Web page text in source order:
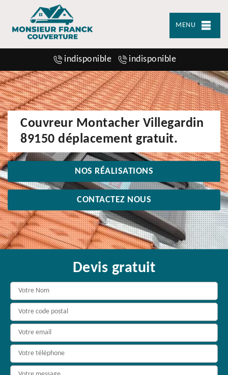
MENU
indisponible indisponible
Couvreur Montacher Villegardin
89150 déplacement gratuit.
NOS RÉALISATIONS
CONTACTEZ NOUS
Devis gratuit